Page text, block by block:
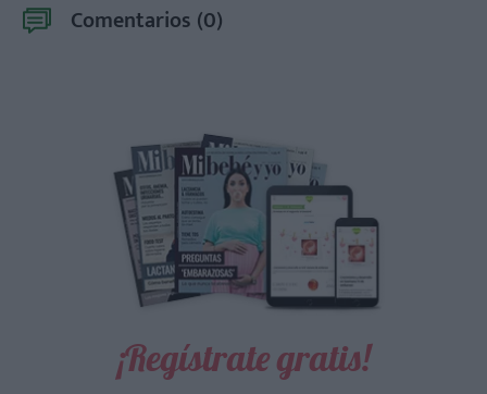
Comentarios (0)
¡Regístrate gratis!